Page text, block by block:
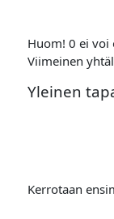
Huom! 0 ei
Viimeinen
Yleinen
Kerrotaan